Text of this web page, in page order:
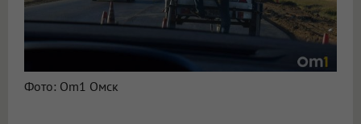
Фото: Om1 Омск